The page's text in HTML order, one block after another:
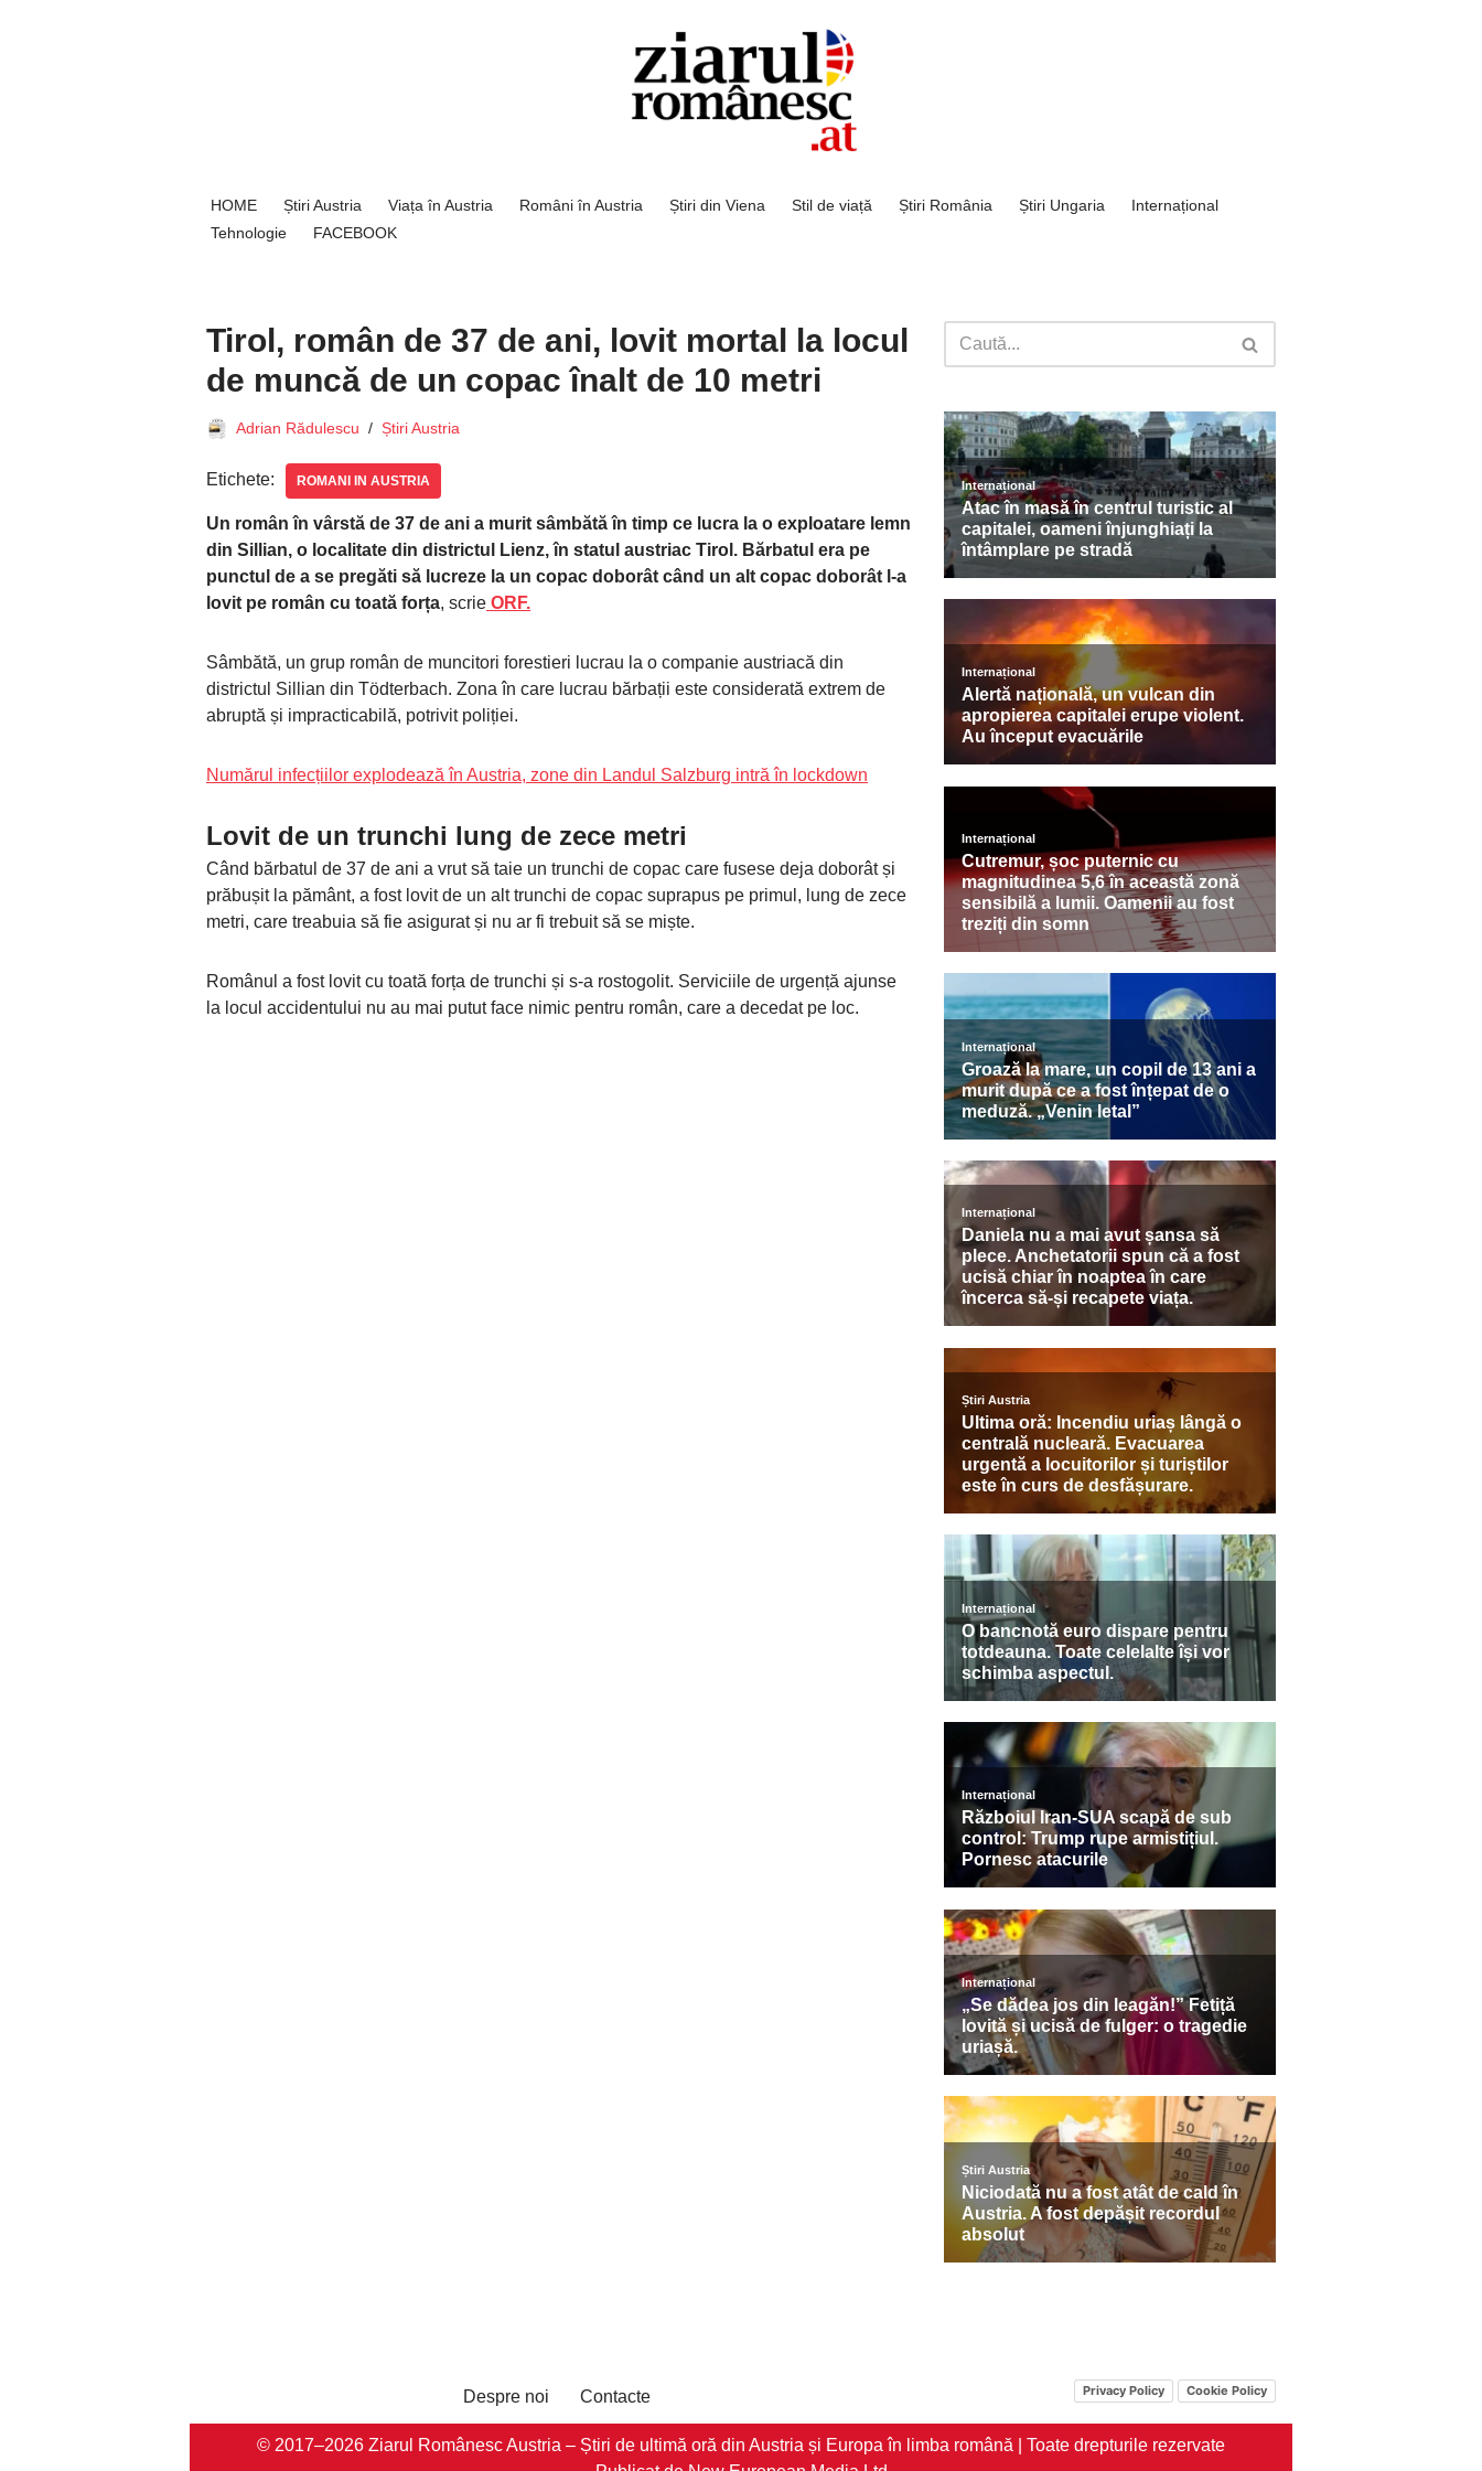
HOME Știri Austria Viața în Austria Români în Austria Știri din Viena Stil de viață Știri România Știri Ungaria
Internațional
Tehnologie
FACEBOOK
Tirol, român de 37 de ani, lovit mortal la locul
de muncă de un copac înalt de 10 metri
Adrian Rădulescu Știri Austria
Etichete: ROMANI IN AUSTRIA
Un român în vârstă de 37 de ani a murit sâmbătă în timp ce lucra la o exploatare lemn
din Sillian, o localitate din districtul Lienz, în statul austriac Tirol. Bărbatul era pe
punctul de a se pregăti să lucreze la un copac doborât când un alt copac doborât l-a
lovit pe român cu toată forța, scrie ORF.
Sâmbătă, un grup român de muncitori forestieri lucrau la o companie austriacă din
districtul Sillian din Tödterbach. Zona în care lucrau bărbații este considerată extrem de
abruptă și impracticabilă, potrivit poliției.
Numărul infecțiilor explodează în Austria, zone din Landul Salzburg intră în lockdown
Lovit de un trunchi lung de zece metri
Când bărbatul de 37 de ani a vrut să taie un trunchi de copac care fusese deja doborât și
prăbușit la pământ, a fost lovit de un alt trunchi de copac suprapus pe primul, lung de zece
metri, care treabuia să fie asigurat și nu ar fi trebuit să se miște.
Românul a fost lovit cu toată forța de trunchi și s-a rostogolit. Serviciile de urgență ajunse
la locul accidentului nu au mai putut face nimic pentru român, care a decedat pe loc.
Despre noi Contacte Privacy Policy Cookie Policy
© 2017–2026 Ziarul Românesc Austria – Știri de ultimă oră din Austria și Europa în limba română | Toate drepturile rezervate